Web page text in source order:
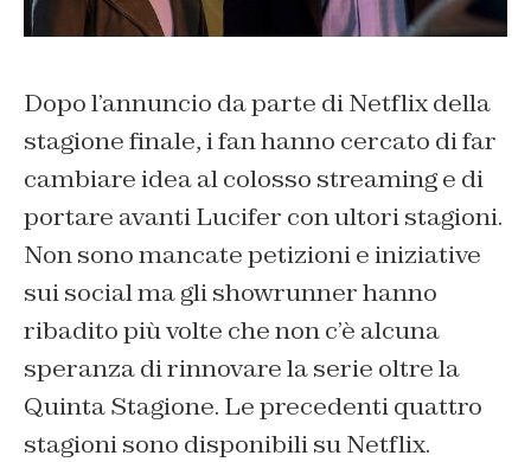
Dopo l’annuncio da parte di Netflix della
stagione finale, i fan hanno cercato di far
cambiare idea al colosso streaming e di
portare avanti Lucifer con ultori stagioni.
Non sono mancate petizioni e iniziative
sui social ma gli showrunner hanno
ribadito più volte che non c’è alcuna
speranza di rinnovare la serie oltre la
Quinta Stagione. Le precedenti quattro
stagioni sono disponibili su Netflix.